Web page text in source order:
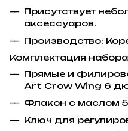
Присутствует
аксессуаров.
Производство:
Комплектация набора
Прямые и
Art Crow Wing 6
Флакон с маслом
Ключ для